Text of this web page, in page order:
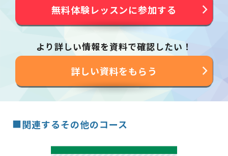
無料体験レッスンに参加する
より詳しい情報を資料で確認したい！
詳しい資料をもらう
■関連するその他のコース